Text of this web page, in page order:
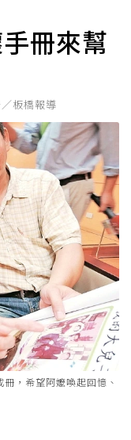
冊來幫
板橋報導
，希望阿嬤喚起回憶、